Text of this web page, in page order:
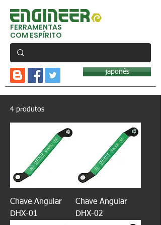
FERRAMENTAS
COM ESPÍRITO
japonês
4 produtos
Chave Angular
DHX-01
Chave Angular
DHX-02